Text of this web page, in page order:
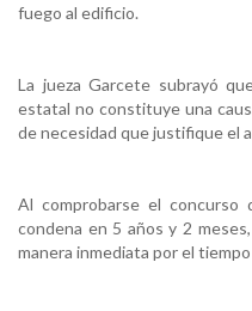
fuego al edificio.
La jueza Garcete subrayó
estatal no constituye una
de necesidad que justifique el
Al comprobarse el concurso
condena en 5 años y 2
manera inmediata por el